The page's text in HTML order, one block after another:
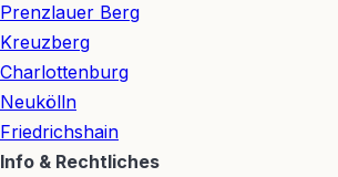
Prenzlauer Berg
Kreuzberg
Charlottenburg
Neukölln
Friedrichshain
Info & Rechtliches